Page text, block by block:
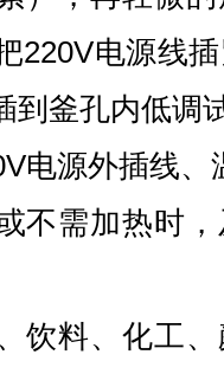
220V电源线
到釜孔内低调
电源外插线、
不需加热时
饮料、化工